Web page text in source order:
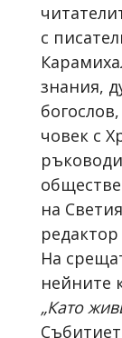
с
знания,
човек с
на
На
нейните
„Като